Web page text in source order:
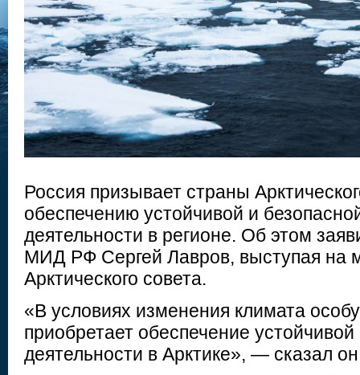
Россия призывает страны
обеспечению устойчивой и
деятельности в регионе. Об этом
МИД РФ Сергей Лавров, выступая на
Арктического совета.
«В условиях изменения климата
приобретает обеспечение
деятельности в Арктике», — сказал